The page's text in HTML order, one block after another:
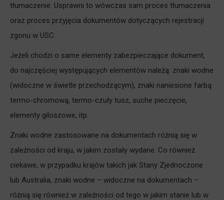
tłumaczenie. Usprawni to wówczas sam proces tłumaczenia
oraz proces przyjęcia dokumentów dotyczących rejestracji
zgonu w USC.
Jeżeli chodzi o same elementy zabezpieczające dokument,
do najczęściej występujących elementów należą: znaki wodne
(widoczne w świetle przechodzącym), znaki naniesione farbą
termo-chromową, termo-czuły tusz, suche pieczęcie,
elementy giloszowe, itp.
Znaki wodne zastosowane na dokumentach różnią się w
zależności od kraju, w jakim zostały wydane. Co również
ciekawe, w przypadku krajów takich jak Stany Zjednoczone
lub Australia, znaki wodne – widoczne na dokumentach –
różnią się również w zależności od tego w jakim stanie lub w